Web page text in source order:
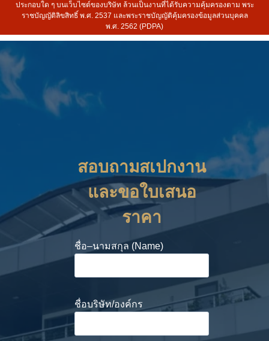
ประกอบใด ๆ บนเว็บไซต์ของบริษัท ล้วนเป็นงานที่ได้รับความคุ้มครองตาม พระ
ราชบัญญัติลิขสิทธิ์ พ.ศ. 2537 และพระราชบัญญัติคุ้มครองข้อมูลส่วนบุคคล
พ.ศ. 2562 (PDPA)
สอบถามสเปกงาน
และขอใบเสนอ
ราคา
ชื่อ–นามสกุล (Name)
ชื่อบริษัท/องค์กร